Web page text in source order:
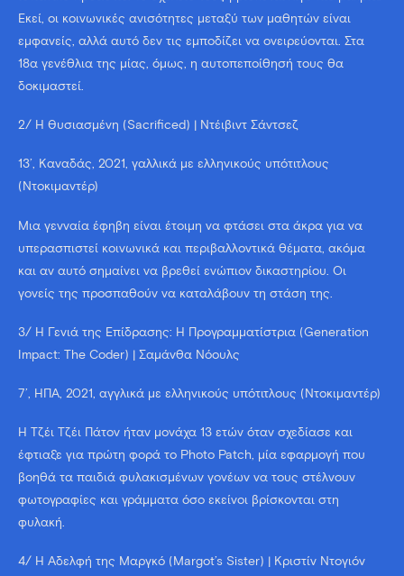
Εκεί, οι κοινωνικές ανισότητες μεταξύ των μαθητών είναι
εμφανείς, αλλά αυτό δεν τις εμποδίζει να ονειρεύονται. Στα
18α γενέθλια της μίας, όμως, η αυτοπεποίθησή τους θα
δοκιμαστεί.
2/ Η Θυσιασμένη (Sacrificed) | Ντέιβιντ Σάντσεζ
13’, Καναδάς, 2021, γαλλικά με ελληνικούς υπότιτλους
(Ντοκιμαντέρ)
Μια γενναία έφηβη είναι έτοιμη να φτάσει στα άκρα για να
υπερασπιστεί κοινωνικά και περιβαλλοντικά θέματα, ακόμα
και αν αυτό σημαίνει να βρεθεί ενώπιον δικαστηρίου. Οι
γονείς της προσπαθούν να καταλάβουν τη στάση της.
3/ Η Γενιά της Επίδρασης: Η Προγραμματίστρια (Generation
Impact: The Coder) | Σαμάνθα Νόουλς
7’, ΗΠΑ, 2021, αγγλικά με ελληνικούς υπότιτλους (Ντοκιμαντέρ)
Η Τζέι Τζέι Πάτον ήταν μονάχα 13 ετών όταν σχεδίασε και
έφτιαξε για πρώτη φορά το Photo Patch, μία εφαρμογή που
βοηθά τα παιδιά φυλακισμένων γονέων να τους στέλνουν
φωτογραφίες και γράμματα όσο εκείνοι βρίσκονται στη
φυλακή.
4/ Η Αδελφή της Μαργκό (Margot’s Sister) | Κριστίν Ντογιόν